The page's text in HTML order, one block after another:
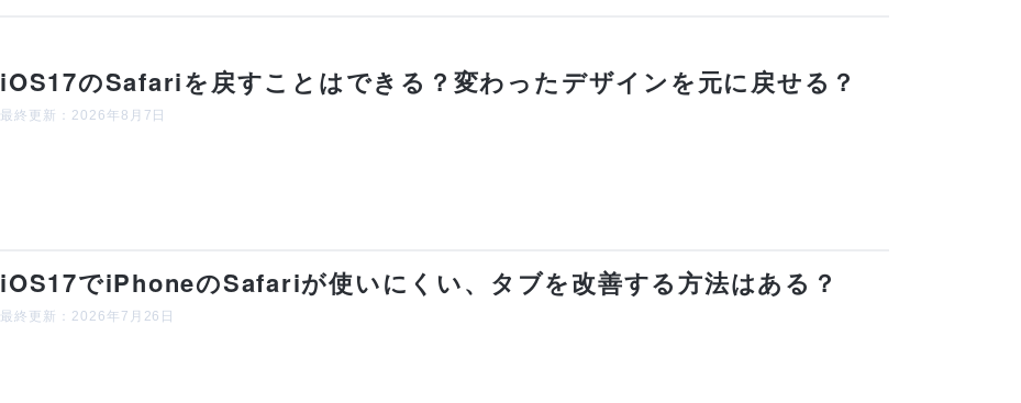
iOS17のSafariを戻すことはできる？変わったデザインを元に戻せる？
最終更新：2026年8月7日
iOS17でiPhoneのSafariが使いにくい、タブを改善する方法はある？
最終更新：2026年7月26日